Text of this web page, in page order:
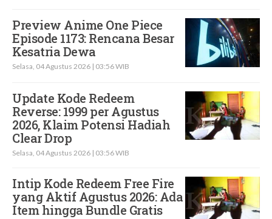
Preview Anime One Piece
Episode 1173: Rencana Besar
Kesatria Dewa
Selasa, 04 Agustus 2026 | 03:56 WIB
Update Kode Redeem
Reverse: 1999 per Agustus
2026, Klaim Potensi Hadiah
Clear Drop
Selasa, 04 Agustus 2026 | 03:56 WIB
Intip Kode Redeem Free Fire
yang Aktif Agustus 2026: Ada
Item hingga Bundle Gratis